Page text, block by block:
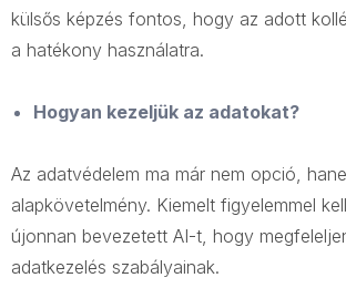
külsős képzés fontos, hogy az adott
a hatékony használatra.
Hogyan kezeljük az adatokat?
Az adatvédelem ma már nem opció,
alapkövetelmény. Kiemelt figyelemmel
újonnan bevezetett AI-t, hogy
adatkezelés szabályainak.